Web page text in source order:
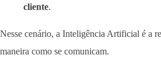
cliente.
Nesse cenário, a Inteligência Artificial é a
maneira como se comunicam.